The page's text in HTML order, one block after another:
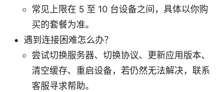
常见上限在 5 至 10 台设备之间，具体以你购
买的套餐为准。
遇到连接困难怎么办？
尝试切换服务器、切换协议、更新应用版本、
清空缓存、重启设备，若仍然无法解决，联系
客服寻求帮助。